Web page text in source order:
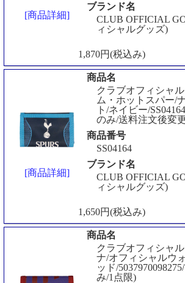
[商品詳細]
ブランド名
CLUB OFFICIAL
ィシャルグッズ)
1,870円(税込み)
[商品詳細]
商品名
クラブオフィシャ
ム・ホットスパー/
ト/ネイビー/
のみ/送料注文後変
商品番号
SS04164
ブランド名
CLUB OFFICIAL
ィシャルグッズ)
1,650円(税込み)
商品名
クラブオフィシャ
ナ/オフィシャルウ
ッド/
み/1点限)